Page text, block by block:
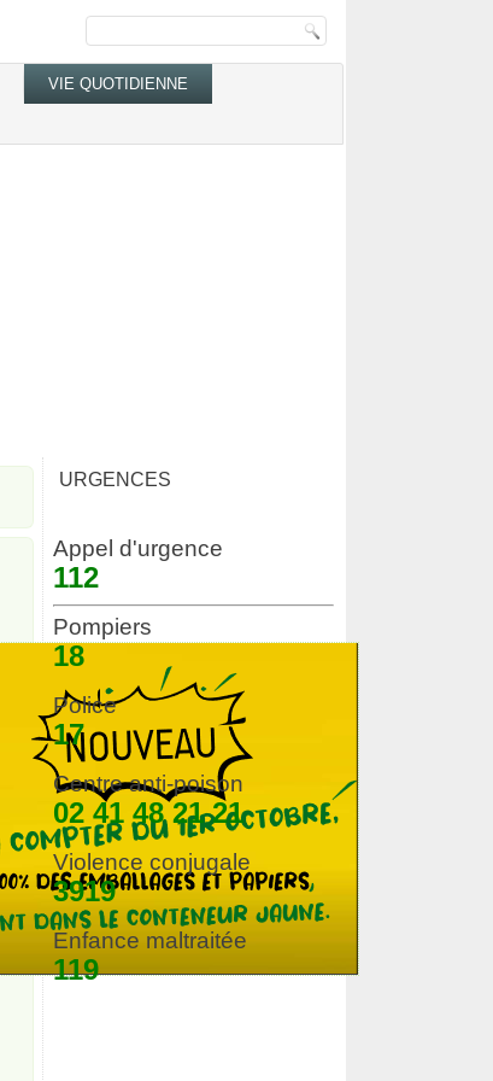
VIE QUOTIDIENNE
URGENCES
Appel d'urgence
112
Pompiers
18
Police
17
Centre anti-poison
02 41 48 21 21
Violence conjugale
3919
Enfance maltraitée
119